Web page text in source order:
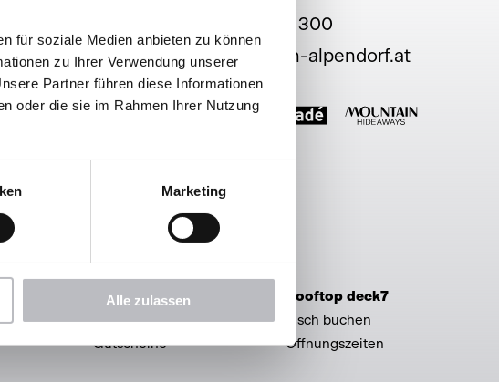
für soziale Medien anbieten zu können
zu Ihrer Verwendung unserer
Partner führen diese Informationen
oder die sie im Rahmen Ihrer Nutzung
Marketing
Alle zulassen
+43 6412 66 300
hello@haven-alpendorf.at
Service & Shop
Prospekte
Gutscheine
Rooftop deck7
Tisch buchen
Öffnungszeiten